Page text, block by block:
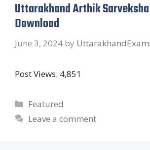
Uttarakhand Arthik
Download
June 3, 2024 by
Post Views: 4,851
Categories
Featured
Leave a comment